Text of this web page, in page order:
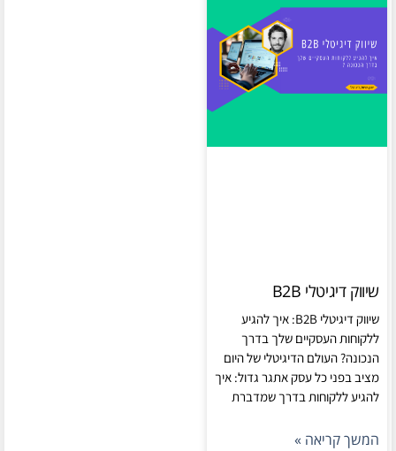
שיווק דיגיטלי B2B
שיווק דיגיטלי B2B: איך להגיע
ללקוחות העסקיים שלך בדרך
הנכונה? העולם הדיגיטלי של היום
מציב בפני כל עסק אתגר גדול: איך
להגיע ללקוחות בדרך שמדברת
המשך קריאה »